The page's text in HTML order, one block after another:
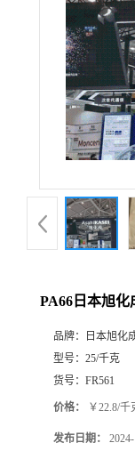
PA66日本旭化
品牌：
日本旭化
型号： 25/千克
货号： FR561
价格： ￥22.8/千
发布日期：